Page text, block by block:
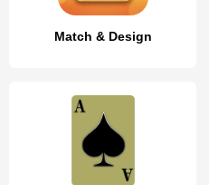
Match & Design